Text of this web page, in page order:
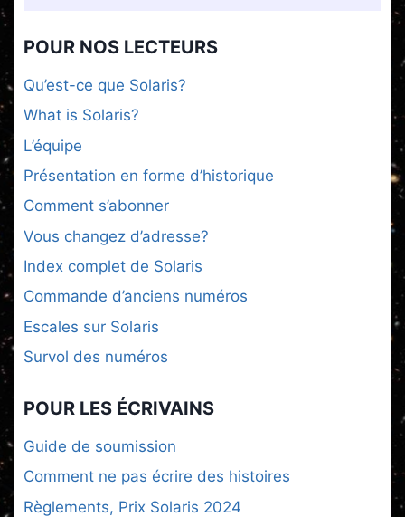
POUR NOS LECTEURS
Qu’est-ce que Solaris?
What is Solaris?
L’équipe
Présentation en forme d’historique
Comment s’abonner
Vous changez d’adresse?
Index complet de Solaris
Commande d’anciens numéros
Escales sur Solaris
Survol des numéros
POUR LES ÉCRIVAINS
Guide de soumission
Comment ne pas écrire des histoires
Règlements, Prix Solaris 2024